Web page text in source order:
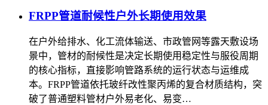
FRPP管道耐候性户外长期使用效果
在户外给排水、化工流体输送、市政管网等露天敷设场
景中，管材的耐候性是决定长期使用稳定性与服役周期
的核心指标，直接影响管路系统的运行状态与运维成
本。FRPP管道依托玻纤改性聚丙烯的复合材质结构，突
破了普通塑料管材户外易老化、易变…